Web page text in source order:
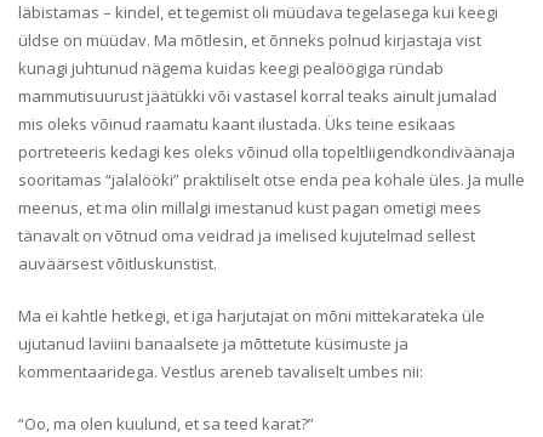
läbistamas – kindel, et tegemist oli müüdava tegelasega kui keegi
üldse on müüdav. Ma mõtlesin, et õnneks polnud kirjastaja vist
kunagi juhtunud nägema kuidas keegi pealöögiga ründab
mammutisuurust jäätükki või vastasel korral teaks ainult jumalad
mis oleks võinud raamatu kaant ilustada. Üks teine esikaas
portreteeris kedagi kes oleks võinud olla topeltliigendkondiväänaja
sooritamas “jalalööki” praktiliselt otse enda pea kohale üles. Ja mulle
meenus, et ma olin millalgi imestanud kust pagan ometigi mees
tänavalt on võtnud oma veidrad ja imelised kujutelmad sellest
auväärsest võitluskunstist.
Ma ei kahtle hetkegi, et iga harjutajat on mõni mittekarateka üle
ujutanud laviini banaalsete ja mõttetute küsimuste ja
kommentaaridega. Vestlus areneb tavaliselt umbes nii:
“Oo, ma olen kuulund, et sa teed karat?”